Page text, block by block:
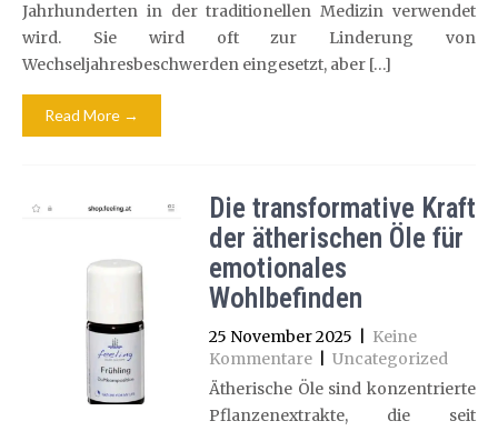
Jahrhunderten in der traditionellen Medizin verwendet
wird. Sie wird oft zur Linderung von
Wechseljahresbeschwerden eingesetzt, aber […]
Read More →
Die transformative Kraft
der ätherischen Öle für
emotionales
Wohlbefinden
25 November 2025
Keine
Kommentare
Uncategorized
Ätherische Öle sind konzentrierte
Pflanzenextrakte, die seit